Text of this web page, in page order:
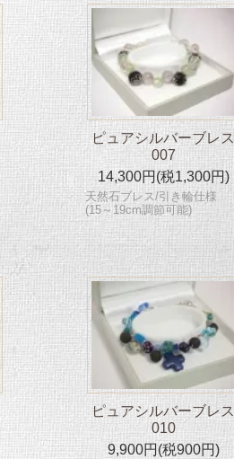
ピュアシルバーブレス
007
14,300円(税1,300円)
天然石ブレス/引き輪仕様
(15～19cm調節可能)
ピュアシルバーブレス
010
9,900円(税900円)